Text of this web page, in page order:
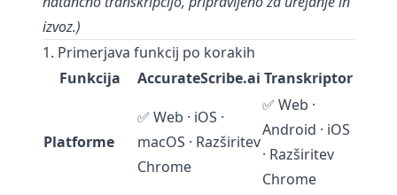
izvoz.)
1. Primerjava funkcij po korakih
Funkcija
AccurateScribe.ai Transkriptor
Platforme
✅ Web · iOS ·
macOS · Razširitev
Chrome
✅ Web ·
Android · iOS
· Razširitev
Chrome